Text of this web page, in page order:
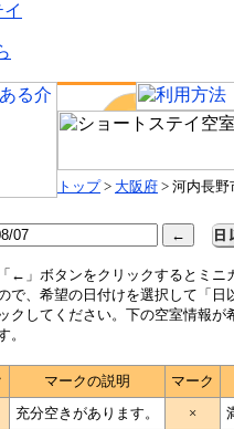
トップ> 大阪府 > 河内長野
←」ボタンをクリックするとミニ
で、希望の日付けを選択して「日
クしてください。下の空室情報が
。
マークの説明
マーク
充分空きがあります。 ×